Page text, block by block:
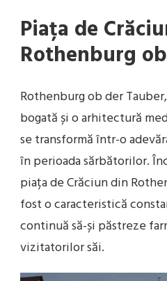
Piața de
Rothenburg
Rothenburg ob der
bogată și o arhitectură
se transformă într-o
în perioada sărbătorilor.
piața de Crăciun din
fost o caracteristică
continuă să-și păstreze
vizitatorilor săi.